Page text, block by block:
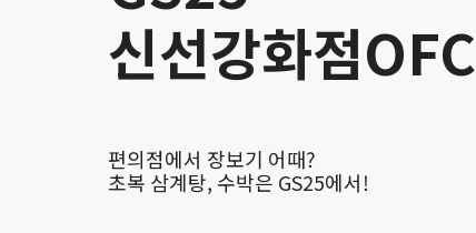
신선강화점OFC
편의점에서 장보기 어때?
초복 삼계탕, 수박은 GS25에서!